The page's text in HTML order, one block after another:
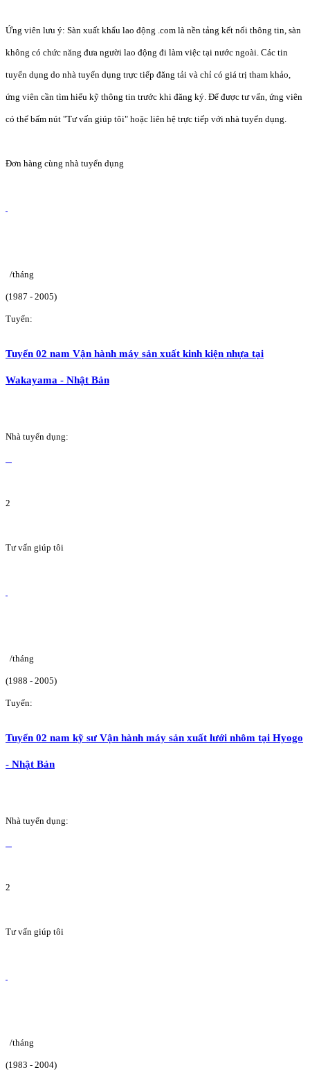
Ứng viên lưu ý: Sàn xuất khẩu lao động .com là nền tảng kết nối thông tin, sàn
không có chức năng đưa người lao động đi làm việc tại nước ngoài. Các tin
tuyển dụng do nhà tuyển dụng trực tiếp đăng tải và chỉ có giá trị tham khảo,
ứng viên cần tìm hiểu kỹ thông tin trước khi đăng ký. Để được tư vấn, ứng viên
có thể bấm nút "Tư vấn giúp tôi" hoặc liên hệ trực tiếp với nhà tuyển dụng.
Đơn hàng cùng nhà tuyển dụng
/tháng
(1987 - 2005)
Tuyển:
Tuyển 02 nam Vận hành máy sản xuất kinh kiện nhựa tại
Wakayama - Nhật Bản
Nhà tuyển dụng:
2
Tư vấn giúp tôi
/tháng
(1988 - 2005)
Tuyển:
Tuyển 02 nam kỹ sư Vận hành máy sản xuất lưới nhôm tại Hyogo
- Nhật Bản
Nhà tuyển dụng:
2
Tư vấn giúp tôi
/tháng
(1983 - 2004)